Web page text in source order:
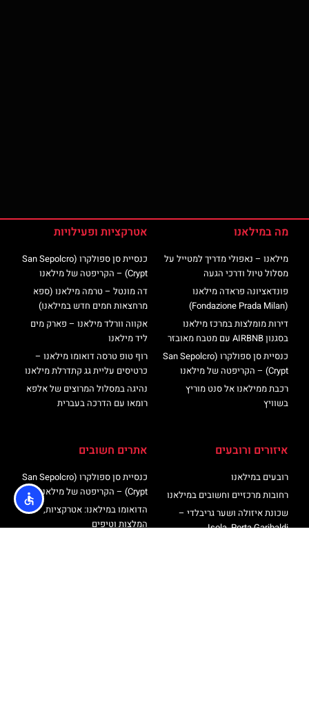
מה במילאנו
מילאנו – נאפולי מדריך למטייל על
מסלול טיול ודרכי הגעה
פונדאציונה פראדה מילאנו
(Fondazione Prada Milan)
דירות מומלצות במרכז מילאנו
בסגנון AIRBNB עם מטבח מאובזר
כנסיית סן ספולקרו (San Sepolcro
Crypt) – הקריפטה של מילאנו
רכבת ממילאנו אל סנט מוריץ
בשוויץ
אטרקציות ופעילויות
כנסיית סן ספולקרו (San Sepolcro
Crypt) – הקריפטה של מילאנו
דה מונטל – טרמה מילאנו (ספא
מרחצאות חמים חדש במילאנו)
אקווה וורלד מילאנו – פארק מים
ליד מילאנו
רוף טופ טרסה דואומו מילאנו –
כרטיסים עליית גג קתדרלת מילאנו
נהיגה במסלול המרוצים של אלפא
רומאו עם הדרכה בעברית
איזורים ורובעים
רובעים במילאנו
רחובות מרכזיים וחשובים במילאנו
שכונת איזולה ושער גריבלדי –
Isola, Porta Garibaldi
אתרים חשובים
כנסיית סן ספולקרו (San Sepolcro
Crypt) – הקריפטה של מילאנו
הדואומו במילאנו: אטרקציות,
המלצות וטיפים